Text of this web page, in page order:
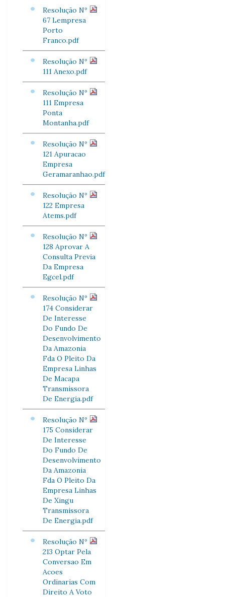
Resolução Nº
67 Lempresa
Porto
Franco.pdf
Resolução Nº
111 Anexo.pdf
Resolução Nº
111 Empresa
Ponta
Montanha.pdf
Resolução Nº
121 Apuracao
Empresa
Geramaranhao.pdf
Resolução Nº
122 Empresa
Atems.pdf
Resolução Nº
128 Aprovar A
Consulta Previa
Da Empresa
Egcel.pdf
Resolução Nº
174 Considerar
De Interesse
Do Fundo De
Desenvolvimento
Da Amazonia
Fda O Pleito Da
Empresa Linhas
De Macapa
Transmissora
De Energia.pdf
Resolução Nº
175 Considerar
De Interesse
Do Fundo De
Desenvolvimento
Da Amazonia
Fda O Pleito Da
Empresa Linhas
De Xingu
Transmissora
De Energia.pdf
Resolução Nº
213 Optar Pela
Conversao Em
Acoes
Ordinarias Com
Direito A Voto